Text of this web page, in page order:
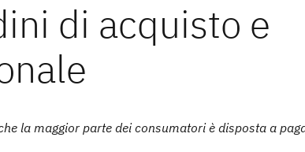
di acquisto e
la maggior parte dei consumatori è disposta a